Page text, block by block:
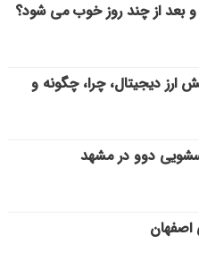
بعد از چند روز خوب می‌ شود؟
ارز دیجیتال، چرا، چگونه و
دوو در مشهد